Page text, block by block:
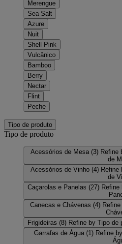
Merengue
Sea Salt
Azure
Nuit
Shell Pink
Vulcânico
Bamboo
Berry
Nectar
Flint
Peche
Tipo de produto
Tipo de produto
Acessórios de Mesa (3) Refine
de
Acessórios de Vinho (4) Refine
de
Caçarolas e Panelas (27)
Canecas e Chávenas (4)
Frigideiras (8) Refine by Tipo de
Garrafas de Água (1) Refine